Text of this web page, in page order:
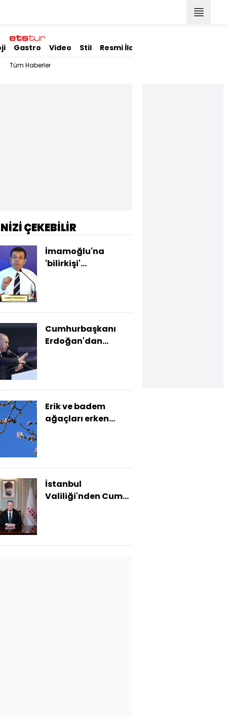
Gastro Video Stil Resmi İlanlar
Tüm Haberler
ÇEKEBİLİR
İmamoğlu'na
'bilirkişi'
Cumhurbaşkanı
Erdoğan'dan
Erik ve badem
ağaçları erken
İstanbul
Valiliği'nden Cuma